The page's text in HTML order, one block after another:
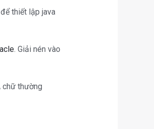
thiết lập java
. Giải nén vào
chữ thường